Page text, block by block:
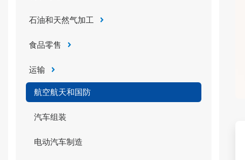
石油和天然气加工
食品零售
运输
航空航天和国防
汽车组装
电动汽车制造